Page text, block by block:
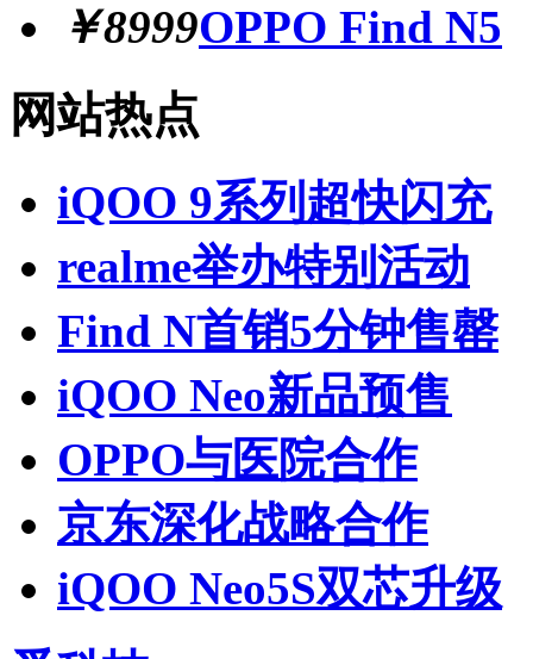
￥8999OPPO Find N5
网站热点
iQOO 9系列超快闪充
realme举办特别活动
Find N首销5分钟售罄
iQOO Neo新品预售
OPPO与医院合作
京东深化战略合作
iQOO Neo5S双芯升级